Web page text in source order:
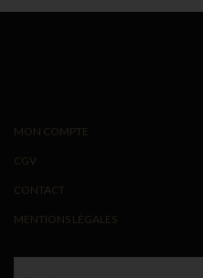
MON COMPTE
CGV
CONTACT
MENTIONS LÉGALES